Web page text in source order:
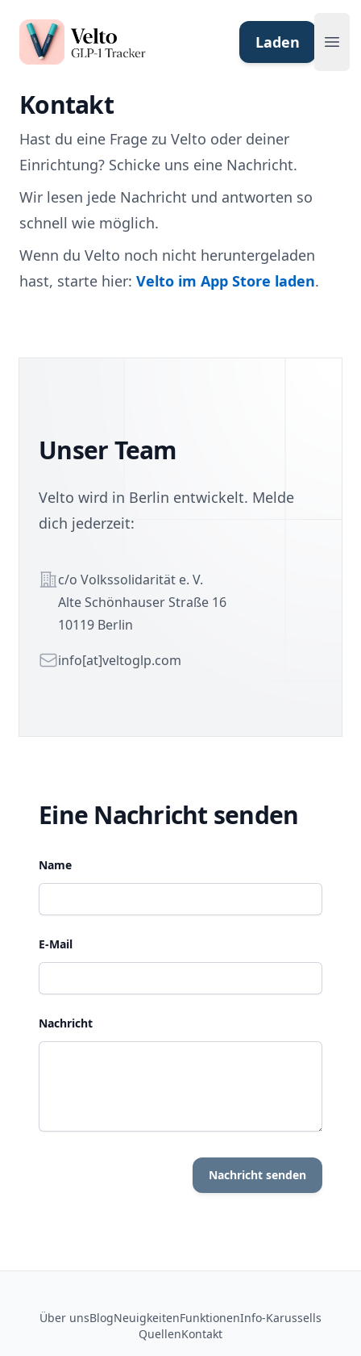
Velto GLP-1 Tracker App
Laden
Kontakt
Hast du eine Frage zu Velto oder deiner
Einrichtung? Schicke uns eine Nachricht.
Wir lesen jede Nachricht und antworten so
schnell wie möglich.
Wenn du Velto noch nicht heruntergeladen
hast, starte hier: Velto im App Store laden.
Unser Team
Velto wird in Berlin entwickelt. Melde
dich jederzeit:
Adresse
c/o Volkssolidarität e. V.
Alte Schönhauser Straße 16
10119 Berlin
E-Mailinfo[at]veltoglp.com
Eine Nachricht senden
Name
E-Mail
Nachricht
Nachricht senden
Über unsBlogNeuigkeitenFunktionenInfo-Karussells
QuellenKontakt